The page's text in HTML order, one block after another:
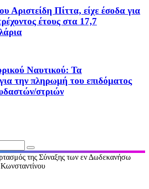
Αριστείδη Πίττα, είχε έσοδα για
έτους στα 17,7
Ναυτικού: Τα
την πληρωμή του επιδόματος
στριών
της Σύναξης των εν Δωδεκανήσω